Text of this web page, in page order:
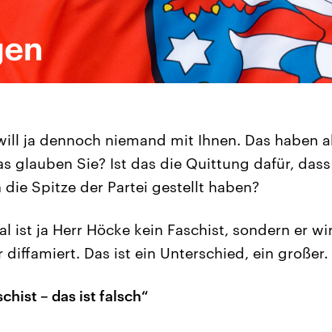
ja dennoch niemand mit Ihnen. Das haben
glauben Sie? Ist das die Quittung dafür,
die Spitze der Partei gestellt haben?
ist ja Herr Höcke kein Faschist, sondern er
diffamiert. Das ist ein Unterschied, ein großer.
– das ist falsch“